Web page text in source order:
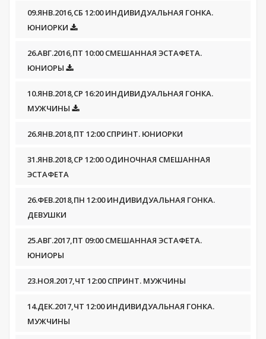
09.ЯНВ.2016,СБ 12:00 ИНДИВИДУАЛЬНАЯ ГОНКА.
ЮНИОРКИ
26.АВГ.2016,ПТ 10:00 СМЕШАННАЯ ЭСТАФЕТА.
ЮНИОРЫ
10.ЯНВ.2018,СР 16:20 ИНДИВИДУАЛЬНАЯ ГОНКА.
МУЖЧИНЫ
26.ЯНВ.2018,ПТ 12:00 СПРИНТ. ЮНИОРКИ
31.ЯНВ.2018,СР 12:00 ОДИНОЧНАЯ СМЕШАННАЯ
ЭСТАФЕТА
26.ФЕВ.2018,ПН 12:00 ИНДИВИДУАЛЬНАЯ ГОНКА.
ДЕВУШКИ
25.АВГ.2017,ПТ 09:00 СМЕШАННАЯ ЭСТАФЕТА.
ЮНИОРЫ
23.НОЯ.2017,ЧТ 12:00 СПРИНТ. МУЖЧИНЫ
14.ДЕК.2017,ЧТ 12:00 ИНДИВИДУАЛЬНАЯ ГОНКА.
МУЖЧИНЫ